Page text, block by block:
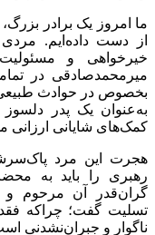
ما امروز یک برادر
از دست داده‌ایم.
خیرخواهی و
میرمحمدصادقی در
بخصوص در حوادث طبیعی
به‌عنوان یک پدر
کمک‌های شایانی
هجرت این مرد
رهبری را باید به
گران‌قدر آن مرحوم
تسلیت گفت؛ چراکه
ناگوار و جبران‌نشدنی